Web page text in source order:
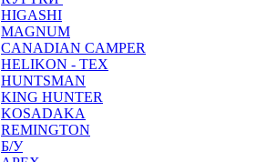
HIGASHI
MAGNUM
CANADIAN CAMPER
HELIKON - TEX
HUNTSMAN
KING HUNTER
KOSADAKA
REMINGTON
Б/У